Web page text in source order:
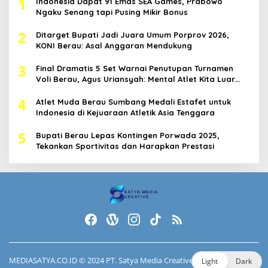
1
Ngaku Senang tapi Pusing Mikir Bonus
2
Ditarget Bupati Jadi Juara Umum Porprov 2026,
KONI Berau: Asal Anggaran Mendukung
3
Final Dramatis 5 Set Warnai Penutupan Turnamen
Voli Berau, Agus Uriansyah: Mental Atlet Kita Luar
4
Atlet Muda Berau Sumbang Medali Estafet untuk
Indonesia di Kejuaraan Atletik Asia Tenggara
5
Bupati Berau Lepas Kontingen Porwada 2025,
Tekankan Sportivitas dan Harapkan Prestasi
MEDIASATYA.CO.ID© 2024 PT. Satya Media Creative. Light Dark